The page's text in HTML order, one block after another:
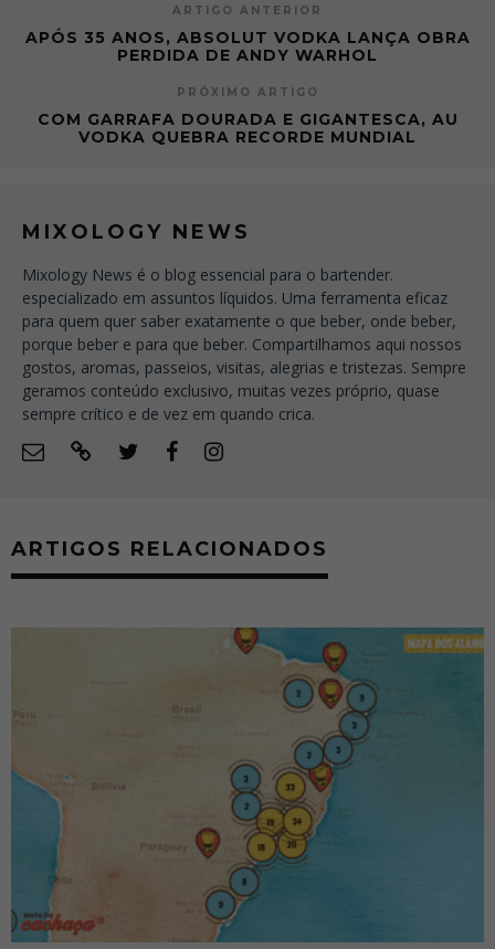
ARTIGO ANTERIOR
APÓS 35 ANOS, ABSOLUT VODKA LANÇA OBRA
PERDIDA DE ANDY WARHOL
PRÓXIMO ARTIGO
COM GARRAFA DOURADA E GIGANTESCA, AU
VODKA QUEBRA RECORDE MUNDIAL
MIXOLOGY NEWS
Mixology News é o blog essencial para o bartender.
especializado em assuntos líquidos. Uma ferramenta eficaz
para quem quer saber exatamente o que beber, onde beber,
porque beber e para que beber. Compartilhamos aqui nossos
gostos, aromas, passeios, visitas, alegrias e tristezas. Sempre
geramos conteúdo exclusivo, muitas vezes próprio, quase
sempre crítico e de vez em quando crica.
ARTIGOS RELACIONADOS